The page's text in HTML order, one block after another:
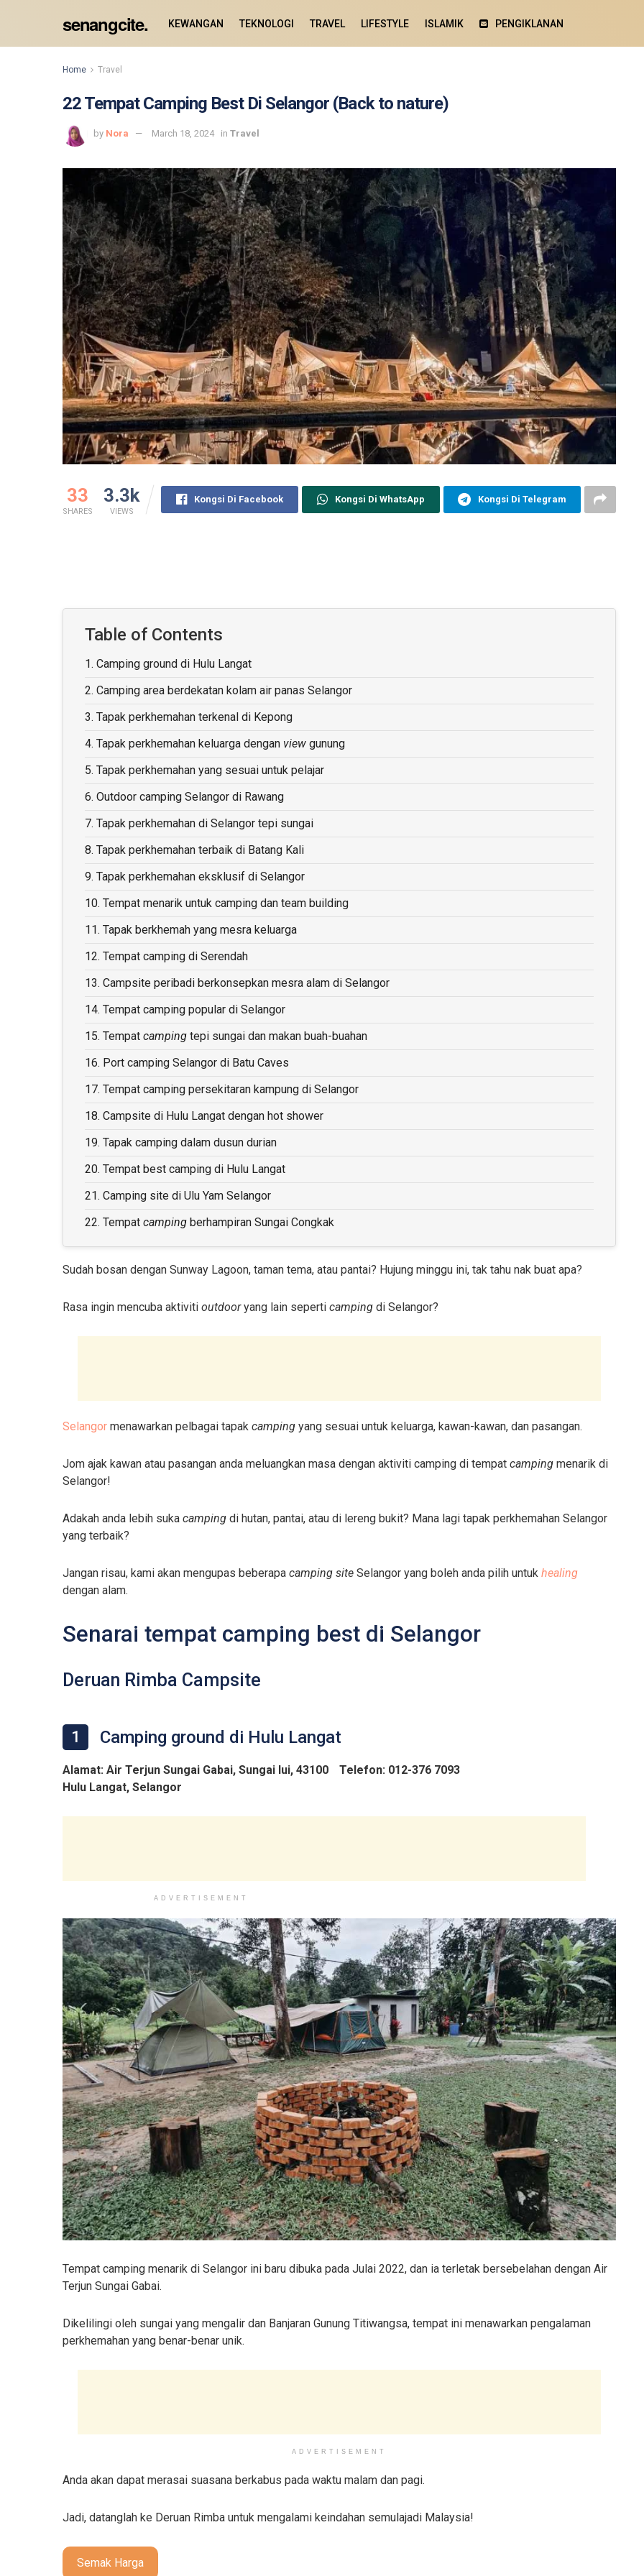
senangcite. KEWANGAN TEKNOLOGI TRAVEL LIFESTYLE ISLAMIK PENGIKLANAN
Home Travel
22 Tempat Camping Best Di Selangor (Back to nature)
by Nora March 18, 2024 in Travel
33
SHARES
3.3k
VIEWS
Kongsi Di Facebook Kongsi Di WhatsApp Kongsi Di Telegram
Table of Contents
1. Camping ground di Hulu Langat
2. Camping area berdekatan kolam air panas Selangor
3. Tapak perkhemahan terkenal di Kepong
4. Tapak perkhemahan keluarga dengan view gunung
5. Tapak perkhemahan yang sesuai untuk pelajar
6. Outdoor camping Selangor di Rawang
7. Tapak perkhemahan di Selangor tepi sungai
8. Tapak perkhemahan terbaik di Batang Kali
9. Tapak perkhemahan eksklusif di Selangor
10. Tempat menarik untuk camping dan team building
11. Tapak berkhemah yang mesra keluarga
12. Tempat camping di Serendah
13. Campsite peribadi berkonsepkan mesra alam di Selangor
14. Tempat camping popular di Selangor
15. Tempat camping tepi sungai dan makan buah-buahan
16. Port camping Selangor di Batu Caves
17. Tempat camping persekitaran kampung di Selangor
18. Campsite di Hulu Langat dengan hot shower
19. Tapak camping dalam dusun durian
20. Tempat best camping di Hulu Langat
21. Camping site di Ulu Yam Selangor
22. Tempat camping berhampiran Sungai Congkak
Sudah bosan dengan Sunway Lagoon, taman tema, atau pantai? Hujung minggu ini, tak tahu nak buat apa?
Rasa ingin mencuba aktiviti outdooryang lain seperti camping di Selangor?
Selangor menawarkan pelbagai tapak camping yang sesuai untuk keluarga, kawan-kawan, dan pasangan.
Jom ajak kawan atau pasangan anda meluangkan masa dengan aktiviti camping di tempat camping menarik di
Selangor!
Adakah anda lebih suka camping di hutan, pantai, atau di lereng bukit? Mana lagi tapak perkhemahan Selangor
yang terbaik?
Jangan risau, kami akan mengupas beberapa camping site Selangor yang boleh anda pilih untuk healing
dengan alam.
Senarai tempat camping best di Selangor
Deruan Rimba Campsite
1 Camping ground di Hulu Langat
Alamat: Air Terjun Sungai Gabai, Sungai lui, 43100
Hulu Langat, Selangor
ADVERTISEMENT
Telefon: 012-376 7093
Tempat camping menarik di Selangor ini baru dibuka pada Julai 2022, dan ia terletak bersebelahan dengan Air
Terjun Sungai Gabai.
Dikelilingi oleh sungai yang mengalir dan Banjaran Gunung Titiwangsa, tempat ini menawarkan pengalaman
perkhemahan yang benar-benar unik.
ADVERTISEMENT
Anda akan dapat merasai suasana berkabus pada waktu malam dan pagi.
Jadi, datanglah ke Deruan Rimba untuk mengalami keindahan semulajadi Malaysia!
Semak Harga